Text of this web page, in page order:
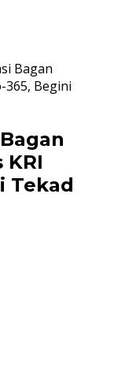
Bagan
365, Begini
KRI
Tekad